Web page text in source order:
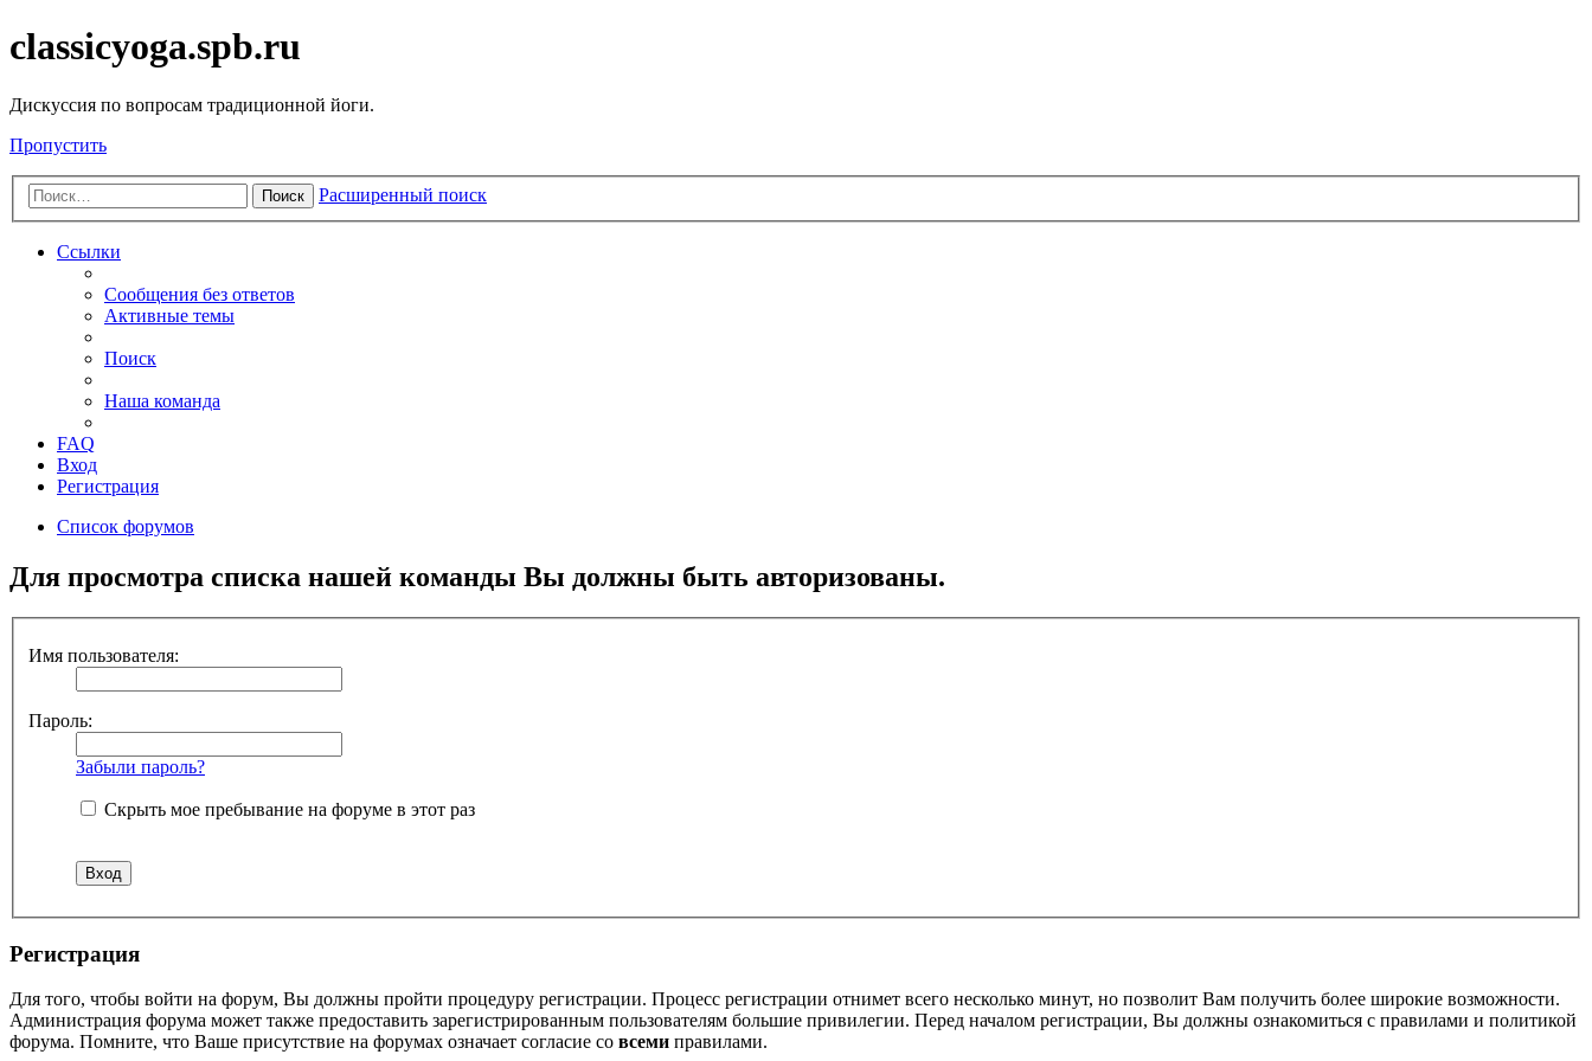
classicyoga.spb.ru
Дискуссия по вопросам традиционной йоги.
Пропустить
Поиск Расширенный поиск
Ссылки
Сообщения без ответов
Активные темы
Поиск
Наша команда
FAQ
Вход
Регистрация
Список форумов
Для просмотра списка нашей команды Вы должны быть авторизованы.
Имя пользователя:
Пароль:
Забыли пароль?
Скрыть мое пребывание на форуме в этот раз
Регистрация
Для того, чтобы войти на форум, Вы должны пройти процедуру регистрации. Процесс регистрации отнимет всего несколько минут, но позволит Вам получить более широкие возможности.
Администрация форума может также предоставить зарегистрированным пользователям большие привилегии. Перед началом регистрации, Вы должны ознакомиться с правилами и политикой
форума. Помните, что Ваше присутствие на форумах означает согласие со всеми правилами.